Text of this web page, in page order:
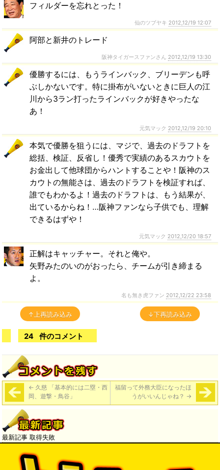
フィルダーを忘れとった！
仙のツブヤキ 2012,12/19 12:07
阿部と新井のトレード
阪神タイガースファンさん 2012,12/19 13:30
優勝するには、もうラインバック、ブリーデンも呼
ぶしかないです。特に掛布がいないときに巨人の江
川から3ラン打ったラインバックが好きやったな
あ！
元気マック 2012,12/19 20:10
本気で優勝を狙うには、マジで、過去のドラフトを
総括、検証、反省し！優秀で実績のあるスカウトを
お金出して他球団からハントすることや！阪神のス
カウトの無能さは、過去のドラフトを検証すれば、
誰でもわかるよ！過去のドラフトは、もう結果が、
出ているからね！…阪神ファンなら子供でも、理解
できるはずや！
元気マック 2012,12/20 18:57
正解はキャッチャー。それと俺や。
矢野みたのいのがおったら、チームが引き締まる
よ。
名も無き虎ファン 2012,12/22 23:58
↑上再読み込み ↓下再読み込み
24 件のコメント
← 久慈 「基本的には二塁・西
岡、遊撃・鳥谷」
福留って外務大臣になったほ
うがいいんじゃね？ →
最新記事 取得失敗